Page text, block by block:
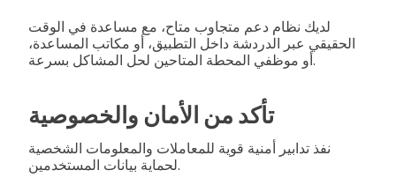
لديك نظام دعم متجاوب متاح، مع مساعدة في الوقت
الحقيقي عبر الدردشة داخل التطبيق، أو مكاتب المساعدة،
أو موظفي المحطة المتاحين لحل المشاكل بسرعة.
تأكد من الأمان والخصوصية
نفذ تدابير أمنية قوية للمعاملات والمعلومات الشخصية
لحماية بيانات المستخدمين.